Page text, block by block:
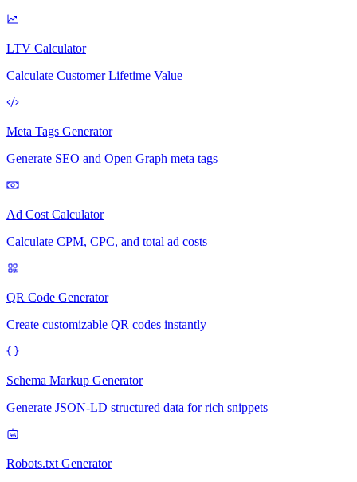
LTV Calculator
Calculate Customer Lifetime Value
Meta Tags Generator
Generate SEO and Open Graph meta tags
Ad Cost Calculator
Calculate CPM, CPC, and total ad costs
QR Code Generator
Create customizable QR codes instantly
Schema Markup Generator
Generate JSON-LD structured data for rich snippets
Robots.txt Generator